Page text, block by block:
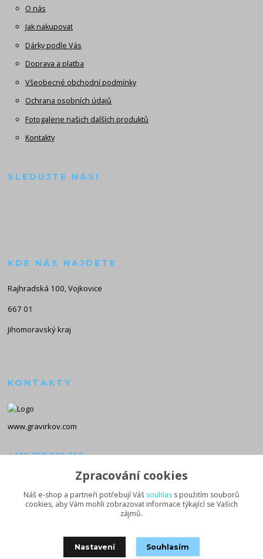
O nás
Jak nakupovat
Dárky podle Vás
Doprava a platba
Všeobecné obchodní podmínky
Ochrana osobních údajů
Fotogalerie našich dalších produktů
Kontakty
SLEDUJTE NÁS!
KDE NÁS NAJDETE
Rajhradská 100, Vojkovice
667 01
Jihomoravský kraj
KONTAKTY
www.gravirkov.com
+420 735 923 312
info@gravirkov.com
Zpracování cookies
Náš e-shop a partneři potřebují Váš souhlas s použitím souborů
cookies, aby Vám mohli zobrazovat informace týkající se Vašich
zájmů.
Nastavení Souhlasím